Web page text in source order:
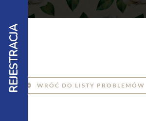
WRÓĆ DO LISTY PROBLEMÓW
REJESTRACJA